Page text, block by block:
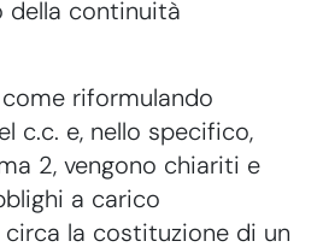
della continuità
riformulando
c.c. e, nello specifico,
2, vengono chiariti e
a carico
circa la costituzione di un